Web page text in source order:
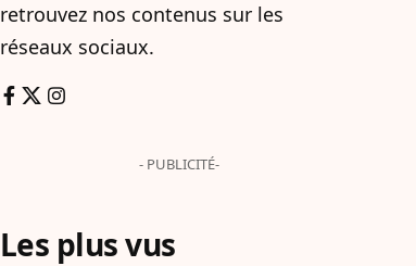
retrouvez nos contenus sur les
réseaux sociaux.
- PUBLICITÉ-
Les plus vus